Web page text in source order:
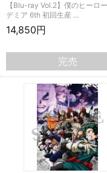
【Blu-ray Vol.2】僕のヒーロ
デミア 6th 初回生産 …
14,850円
完売